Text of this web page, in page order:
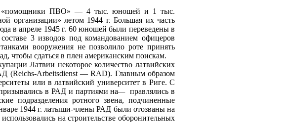
«помощники ПВО» — 4 тыс. юношей и 1 тыс.
организации» летом 1944 г. Большая их часть
в апреле 1945 г. 60 юношей были переведены в
3 изводов под командованием офицеров
вооружения не позволило роте принять
чтобы сдаться в плен американским поискам.
Латвии некоторое количество латвийских
(Reichs‑Arbeitsdienst — RAD). Главным образом
или в латвийский университет в Риге. С
в РАД и партиями на— правлялись в
подразделения ротного звена, подчиненные
1944 г. латыши‑члены РАД были отозваны на
на строительстве оборонительных